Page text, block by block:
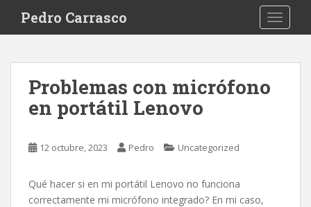
i
Pedro Carrasco
Problemas con micrófono
en portátil Lenovo
12 octubre, 2023 Pedro Uncategorized
Qué hacer si en mi portátil Lenovo no funciona
correctamente mi micrófono integrado? En mi caso,